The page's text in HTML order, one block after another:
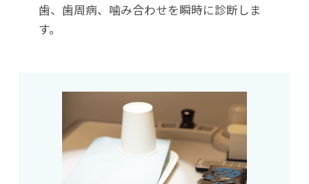
歯、歯周病、噛み合わせを瞬時に診断しま
す。